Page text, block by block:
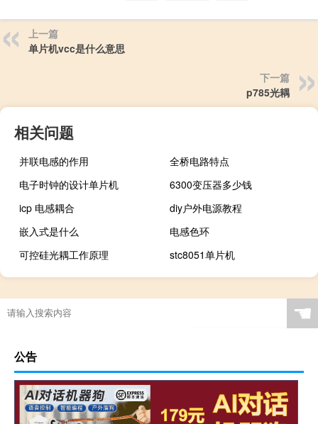
上一篇
单片机vcc是什么意思
下一篇
p785光耦
相关问题
并联电感的作用
全桥电路特点
电子时钟的设计单片机
6300变压器多少钱
icp 电感耦合
diy户外电源教程
嵌入式是什么
电感色环
可控硅光耦工作原理
stc8051单片机
☚
公告